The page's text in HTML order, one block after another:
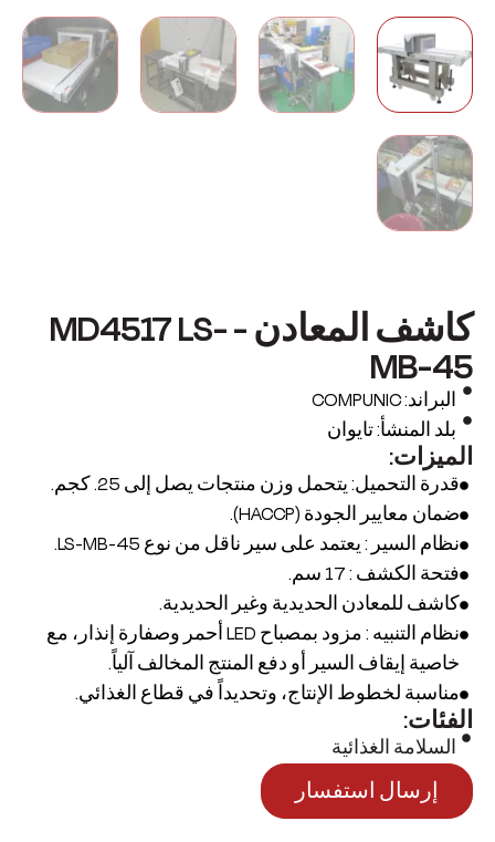
كاشف المعادن - MD4517 LS-
MB-45
البراند: COMPUNIC
بلد المنشأ: تايوان
الميزات:
قدرة التحميل: يتحمل وزن منتجات يصل إلى 25. كجم.
ضمان معايير الجودة (HACCP).
نظام السير : يعتمد على سير ناقل من نوع LS-MB-45.
فتحة الكشف : 17 سم.
كاشف للمعادن الحديدية وغير الحديدية.
نظام التنبيه : مزود بمصباح LED أحمر وصفارة إنذار، مع
خاصية إيقاف السير أو دفع المنتج المخالف آلياً.
مناسبة لخطوط الإنتاج، وتحديداً في قطاع الغذائي.
الفئات:
السلامة الغذائية
إرسال استفسار